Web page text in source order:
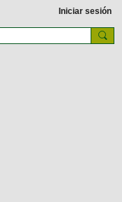
Iniciar sesión